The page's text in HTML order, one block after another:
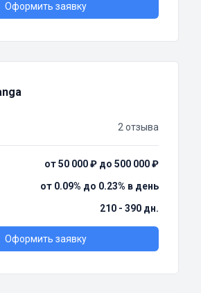
Оформить заявку
2 отзыва
от 50 000 ₽ до 500 000 ₽
от 0.09% до 0.23% в день
210 - 390 дн.
Оформить заявку